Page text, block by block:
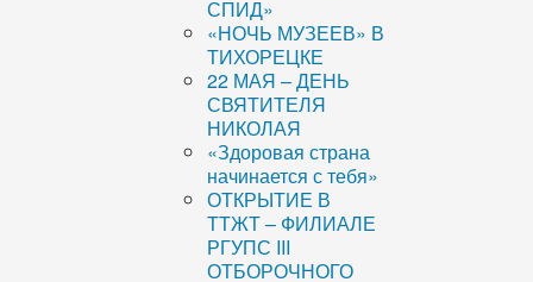
СПИД»
«НОЧЬ МУЗЕЕВ» В
ТИХОРЕЦКЕ
22 МАЯ – ДЕНЬ
СВЯТИТЕЛЯ
НИКОЛАЯ
«Здоровая страна
начинается с тебя»
ОТКРЫТИЕ В
ТТЖТ – ФИЛИАЛЕ
РГУПС III
ОТБОРОЧНОГО